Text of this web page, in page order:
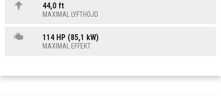
44,0 ft
MAXIMAL LYFTHÖJD
114 HP (85,1 kW)
MAXIMAL EFFEKT